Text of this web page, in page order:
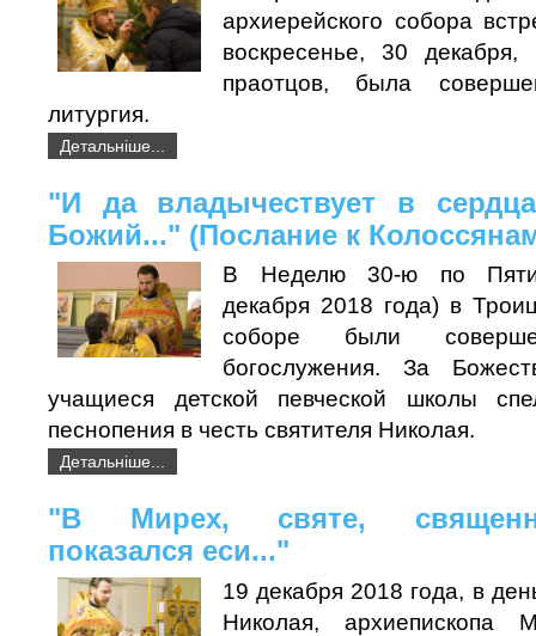
архиерейского собора
воскресенье, 30
праотцов, была
литургия.
Детальніше...
"И да владычествует в
Божий..." (Послание к
В Неделю 30-ю по
декабря 2018 года) в
соборе были
богослужения. За
учащиеся детской певческой школы
песнопения в честь святителя Николая.
Детальніше...
"В Мирех, святе,
показался еси..."
19 декабря 2018 года, в
Николая, архиепископа